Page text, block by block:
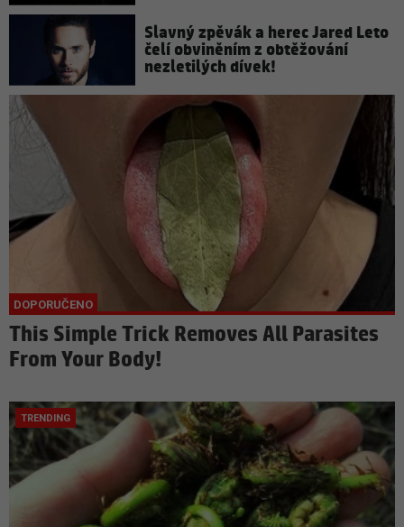
Slavný zpěvák a herec Jared Leto
čelí obviněním z obtěžování
nezletilých dívek!
This Simple Trick Removes All Parasites
From Your Body!